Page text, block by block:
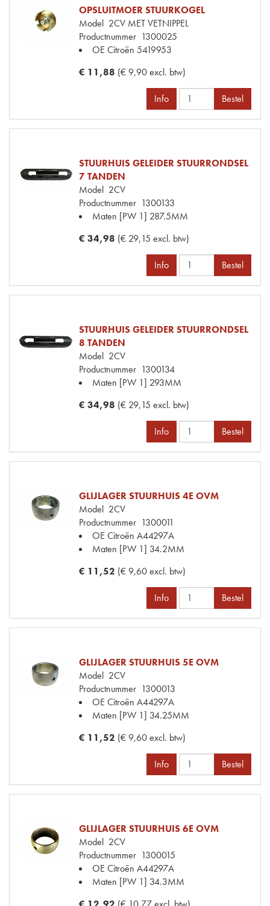
OPSLUITMOER STUURKOGEL
Model 2CV MET VETNIPPEL
Productnummer 1300025
OE Citroën 5419953
€ 11,88 (€ 9,90 excl. btw)
Info Bestel
STUURHUIS GELEIDER STUURRONDSEL
7 TANDEN
Model 2CV
Productnummer 1300133
Maten [PW 1] 287.5MM
€ 34,98 (€ 29,15 excl. btw)
Info Bestel
STUURHUIS GELEIDER STUURRONDSEL
8 TANDEN
Model 2CV
Productnummer 1300134
Maten [PW 1] 293MM
€ 34,98 (€ 29,15 excl. btw)
Info Bestel
GLIJLAGER STUURHUIS 4E OVM
Model 2CV
Productnummer 1300011
OE Citroën A44297A
Maten [PW 1] 34.2MM
€ 11,52 (€ 9,60 excl. btw)
Info Bestel
GLIJLAGER STUURHUIS 5E OVM
Model 2CV
Productnummer 1300013
OE Citroën A44297A
Maten [PW 1] 34.25MM
€ 11,52 (€ 9,60 excl. btw)
Info Bestel
GLIJLAGER STUURHUIS 6E OVM
Model 2CV
Productnummer 1300015
OE Citroën A44297A
Maten [PW 1] 34.3MM